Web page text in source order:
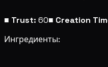
■ Trust: 60■ Creation
Ингредиенты: